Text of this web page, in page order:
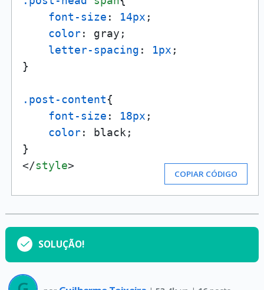
font-size : 14px ;
color: gray;
letter-spacing : 1px ;
}
.post-content{
font-size : 18px ;
color: black;
</style>
COPIAR CÓDIGO
SOLUÇÃO!